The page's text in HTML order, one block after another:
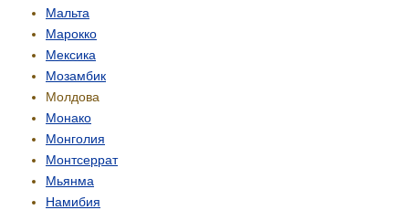
Мальта
Марокко
Мексика
Мозамбик
Молдова
Монако
Монголия
Монтсеррат
Мьянма
Намибия